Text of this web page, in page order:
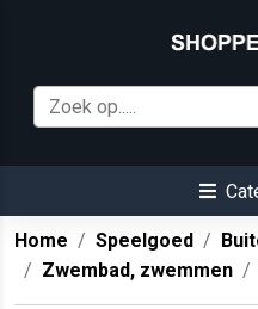
Home Speelgoed
Zwembad, zwemmen